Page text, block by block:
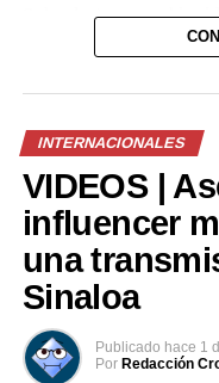
Salvador) y que el
humo que degradó
la zona. Según las
de humo puede
las vías respiratorias.
Tras el incendio, la
y su producción.
que continuarán con
siniestro permanecen
INTERNACIONALES
VIDEOS |
influencer
una
Sinaloa
Publicado hace 1
Por Redacción